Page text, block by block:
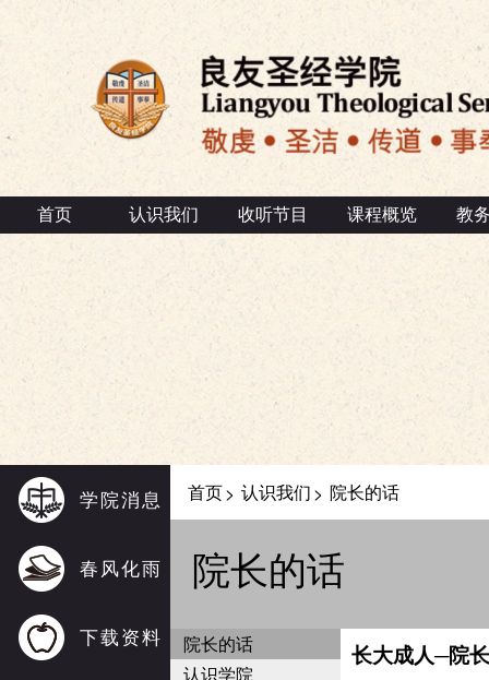
首页 认识我们 收听节目 课程概览 教
学院消息
春风化雨
下载资料
首页> 认识我们> 院长的话
院长的话
院长的话
认识学院
长大成人─院